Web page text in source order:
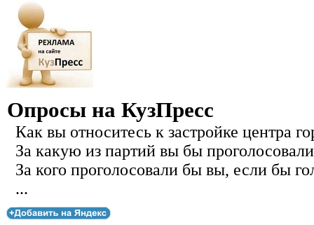
Опросы на КузПресс
Как вы относитесь к застройке центра
За какую из партий вы бы
За кого проголосовали бы вы, если бы
...